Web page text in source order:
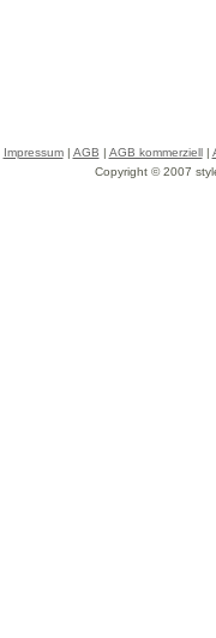
Impressum| AGB | AGB kommerziell|
Copyright © 2007